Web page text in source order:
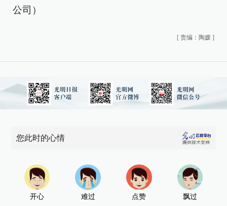
公司）
[ 责编：陶媛 ]
您此时的心情
开心 难过 点赞 飘过